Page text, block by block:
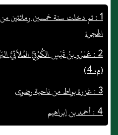
الهجرة
2 : عَمْرُو بنُ قَيْسٍ الكُوْفِيُّ المُلاَئِيُّ البَزَّازُ
(م، 4)
3 : غزوة بواط من ناحية رضوى
4 : أحمد بن إبراهيم
5 : ثم دخلت سنة خمس واربعين
وأربعمائة